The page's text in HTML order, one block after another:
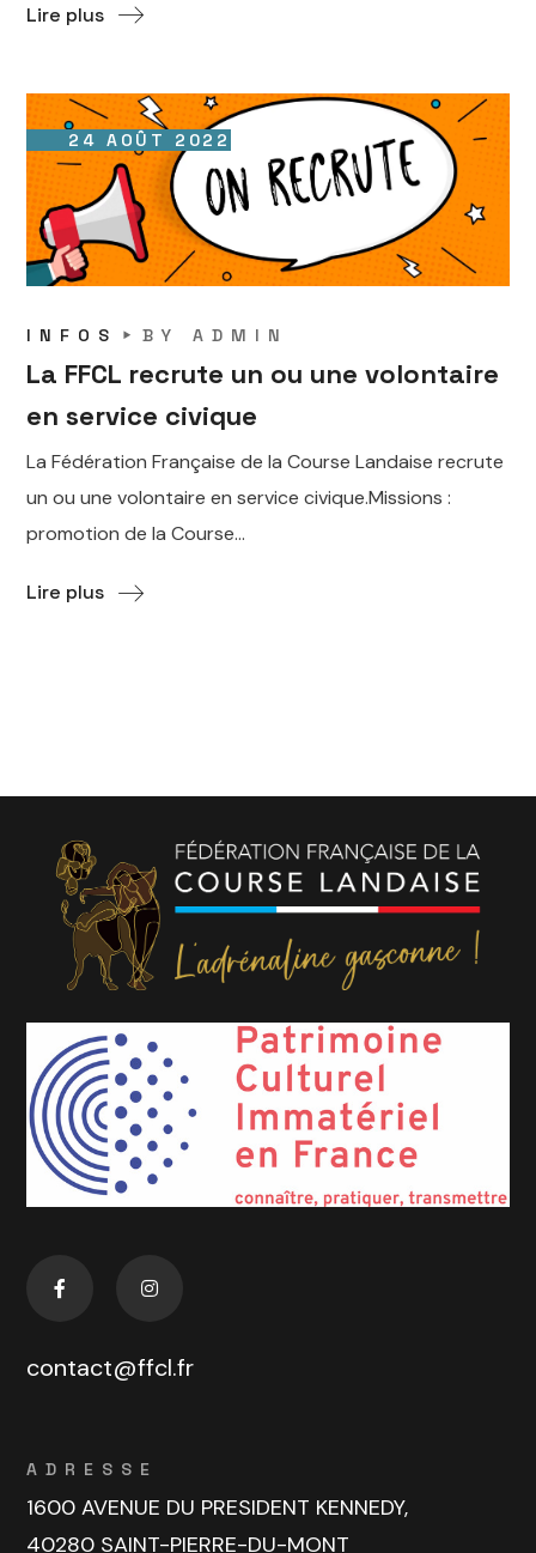
Lire plus
24 AOÛT 2022
INFOS BYADMIN
La FFCL recrute un ou une volontaire
en service civique
La Fédération Française de la Course Landaise recrute
un ou une volontaire en service civique.Missions :
promotion de la Course...
Lire plus
contact@ffcl.fr
ADRESSE
1600 AVENUE DU PRESIDENT KENNEDY,
40280 SAINT-PIERRE-DU-MONT